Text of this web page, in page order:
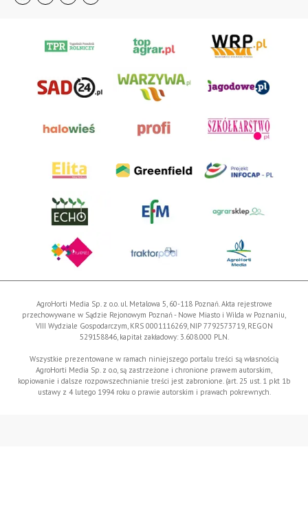
AgroHorti Media Sp. z o.o. ul. Metalowa 5, 60-118 Poznań. Akta rejestrowe
przechowywane w Sądzie Rejonowym Poznań - Nowe Miasto i Wilda w Poznaniu,
VIII Wydziale Gospodarczym, KRS 0001116269, NIP 7792573719, REGON
529158846, kapitał zakładowy: 3.608.000 PLN.
Wszystkie prezentowane w ramach niniejszego portalu treści są własnością
AgroHorti Media Sp. z o.o, są zastrzeżone i chronione prawem autorskim,
kopiowanie i dalsze rozpowszechnianie treści jest zabronione. (art. 25 ust. 1 pkt 1b
ustawy z 4 lutego 1994 roku o prawie autorskim i prawach pokrewnych.